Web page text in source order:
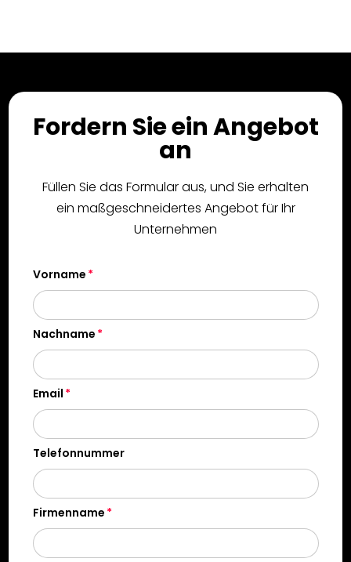
Fordern Sie ein Angebot
an
Füllen Sie das Formular aus, und Sie erhalten
ein maßgeschneidertes Angebot für Ihr
Unternehmen
Vorname
Nachname
Email
Telefonnummer
Firmenname